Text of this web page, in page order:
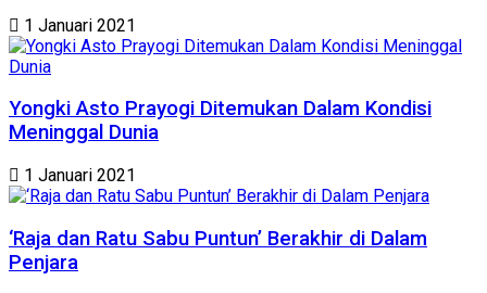
1 Januari 2021
Yongki Asto Prayogi Ditemukan Dalam Kondisi
Meninggal Dunia
1 Januari 2021
‘Raja dan Ratu Sabu Puntun’ Berakhir di Dalam
Penjara